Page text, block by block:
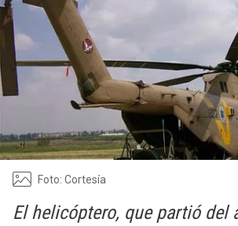
Foto: Cortesía
El helicóptero, que partió del